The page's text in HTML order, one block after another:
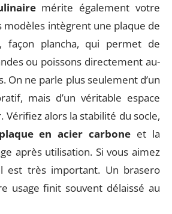
mérite également votre
modèles intègrent une plaque de
façon plancha, qui permet de
ou poissons directement au-
On ne parle plus seulement d’un
mais d’un véritable espace
Vérifiez alors la stabilité du socle,
plaque en acier carbone et la
après utilisation. Si vous aimez
est très important. Un brasero
usage finit souvent délaissé au